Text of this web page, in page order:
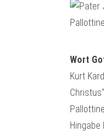
Wort
Kurt